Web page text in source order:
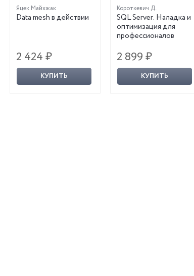
Яцек Майхжак
Data mesh в действии
2 424 ₽
КУПИТЬ
Короткевич Д.
SQL Server. Наладка и
оптимизация для
профессионалов
2 899 ₽
КУПИТЬ